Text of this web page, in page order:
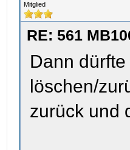
Mitglied
RE: 561
Dann
löschen/
zurück und